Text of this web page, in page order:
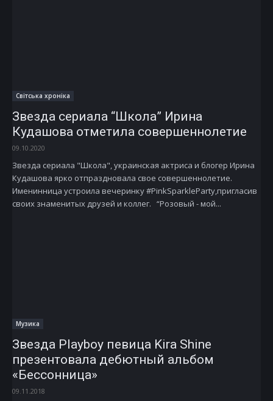
Світська хроніка
Звезда сериала “Школа” Ирина
Кудашова отметила совершеннолетие
09.10.2020
Звезда сериала "Школа", украинская актриса и блогер Ирина
Кудашова ярко отпраздновала свое совершеннолетие.
Именинница устроила вечеринку #PinkSparkleParty,пригласив
своих знаменитых друзей и коллег. “Розовый - мой...
Музика
Звезда Playboy певица Kira Shine
презентовала дебютный альбом
«Бессонница»
09.11.2018